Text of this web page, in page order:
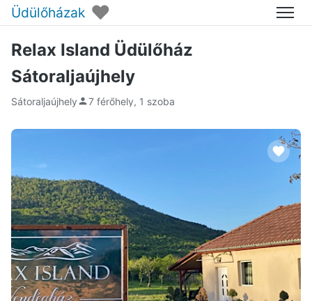
Üdülőházak ♥ Menü
Relax Island Üdülőház
Sátoraljaújhely
Sátoraljaújhely 7 férőhely, 1 szoba